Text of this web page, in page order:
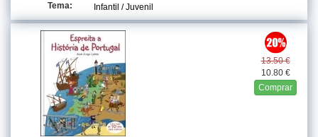
Tema:
Infantil / Juvenil
13.50 €
10.80 €
Comprar